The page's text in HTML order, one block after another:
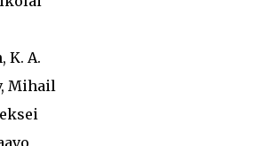
K. A.
Mihail